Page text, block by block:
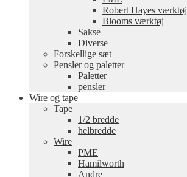
Robert Hayes værktøj
Blooms værktøj
Sakse
Diverse
Forskellige sæt
Pensler og paletter
Paletter
pensler
Wire og tape
Tape
1/2 bredde
helbredde
Wire
PME
Hamilworth
Andre